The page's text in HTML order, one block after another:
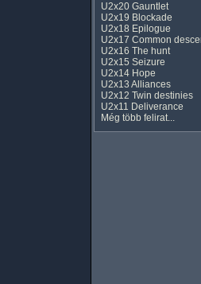
U2x20 Gauntlet
U2x19 Blockade
U2x18 Epilogue
U2x17 Common
U2x16 The hunt
U2x15 Seizure
U2x14 Hope
U2x13 Alliances
U2x12 Twin destinies
U2x11 Deliverance
Még több felirat...